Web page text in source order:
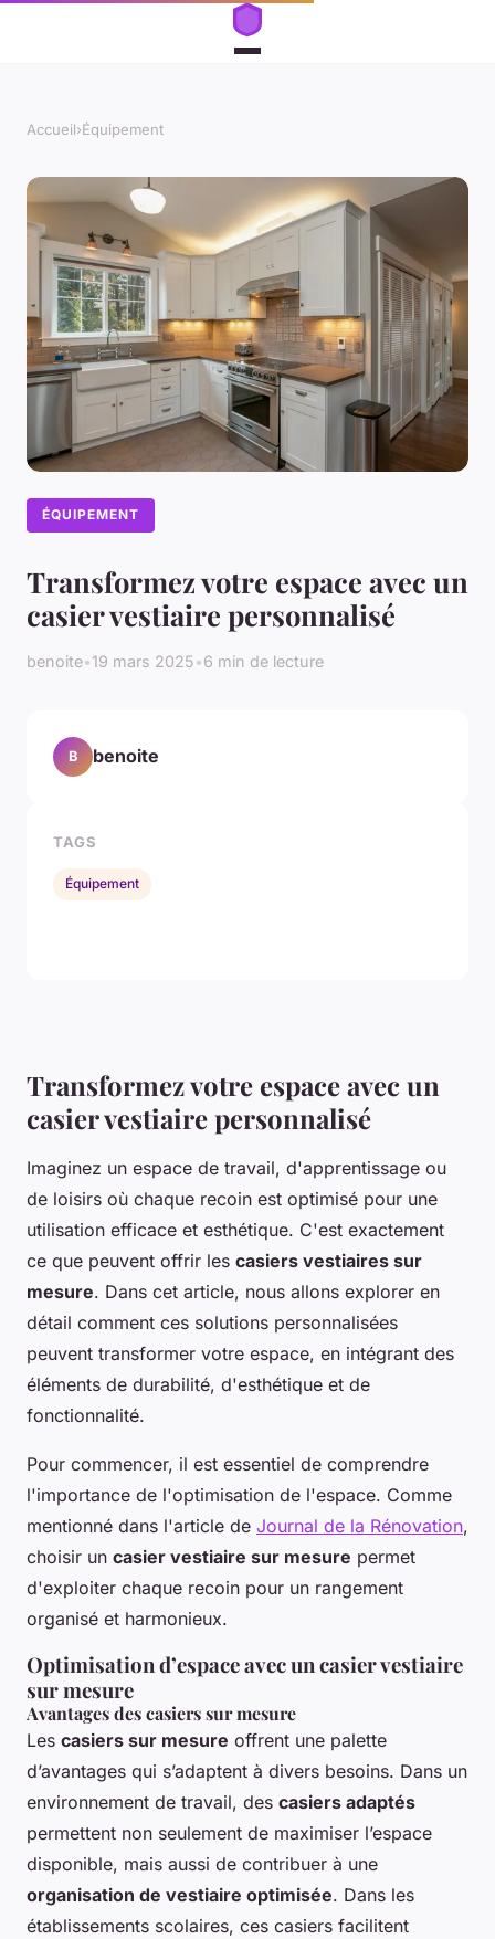
Accueil›Équipement
ÉQUIPEMENT
Transformez votre espace avec un
casier vestiaire personnalisé
benoite•19 mars 2025•6 min de lecture
Transformez votre espace avec un
casier vestiaire personnalisé
Imaginez un espace de travail, d'apprentissage ou
de loisirs où chaque recoin est optimisé pour une
utilisation efficace et esthétique. C'est exactement
ce que peuvent offrir les casiers vestiaires sur
mesure. Dans cet article, nous allons explorer en
détail comment ces solutions personnalisées
peuvent transformer votre espace, en intégrant des
éléments de durabilité, d'esthétique et de
fonctionnalité.
Pour commencer, il est essentiel de comprendre
l'importance de l'optimisation de l'espace. Comme
mentionné dans l'article de Journal de la Rénovation,
choisir un casier vestiaire sur mesure permet
d'exploiter chaque recoin pour un rangement
organisé et harmonieux.
Optimisation d’espace avec un casier vestiaire
sur mesure
Avantages des casiers sur mesure
Les casiers sur mesure offrent une palette
d’avantages qui s’adaptent à divers besoins. Dans un
environnement de travail, des casiers adaptés
permettent non seulement de maximiser l’espace
disponible, mais aussi de contribuer à une
organisation de vestiaire optimisée. Dans les
établissements scolaires, ces casiers facilitent
B benoite
TAGS
Équipement